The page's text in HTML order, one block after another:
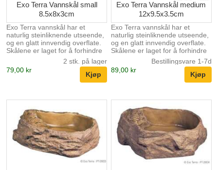
Exo Terra Vannskål small
8.5x8x3cm
Exo Terra vannskål har et
naturlig steinliknende utseende,
og en glatt innvendig overflate.
Skålene er laget for å forhindre
bakterieansamling og for enkel
rengjøring. Det naturlige
utseende gjør at den passer like
bra i ørkenterrarium som i
små trinnene som er på den
ene siden.
2 stk. på lager
79,00 kr
Exo Terra Vannskål medium
12x9.5x3.5cm
Exo Terra vannskål har et
naturlig steinliknende utseende,
og en glatt innvendig overflate.
Skålene er laget for å forhindre
bakterieansamling og for enkel
rengjøring. Det naturlige
utseende gjør at den passer like
bra i ørkenterrarium som i
opp av skålen ved å bruke de
små trinnene som er på den
ene siden.???????
Bestillingsvare 1-7d
89,00 kr